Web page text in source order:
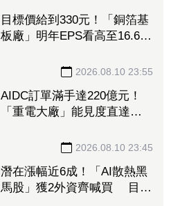
目標價給到330元！「銅箔基
板廠」明年EPS看高至16.6
放量帶動成長 2026.08.10 23:55
AIDC訂單滿手達220億元！
「重電大廠」能見度直達
2026.08.10 23:45
潛在漲幅近6成！「AI散熱黑
馬股」獲2外資齊喊買 目標